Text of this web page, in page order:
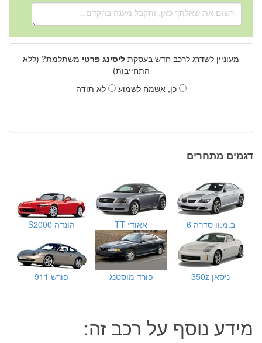
מעוניין לשדרג לרכב חדש בעסקת ליסינג פרטי משתלמת? (ללא
התחייבות)
כן, אשמח לשמוע
לא תודה
דגמים מתחרים
ב.מ.וו סדרה 6 אאודי TT הונדה S2000
ניסאן 350z פורד מוסטנג פורש 911
מידע נוסף על רכב זה: